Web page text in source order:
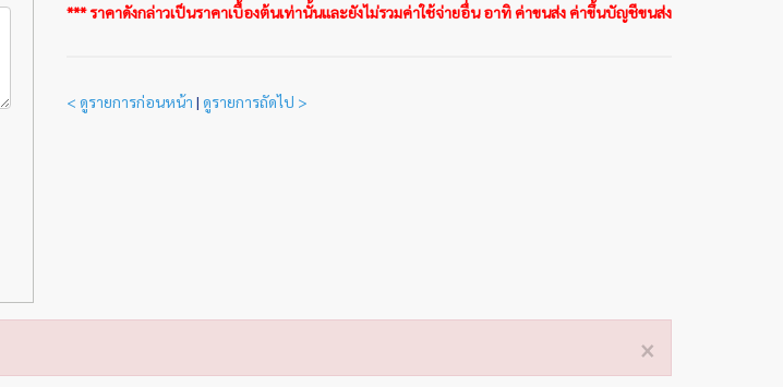
*** ราคาดังกล่าวเป็นราคาเบื้องต้นเท่านั้นและยังไม่รวมค่าใช้จ่ายอื่น อาทิ ค่าขนส่ง ค่าขึ้นบัญชีขนส่ง
< ดูรายการก่อนหน้า | ดูรายการถัดไป >
×